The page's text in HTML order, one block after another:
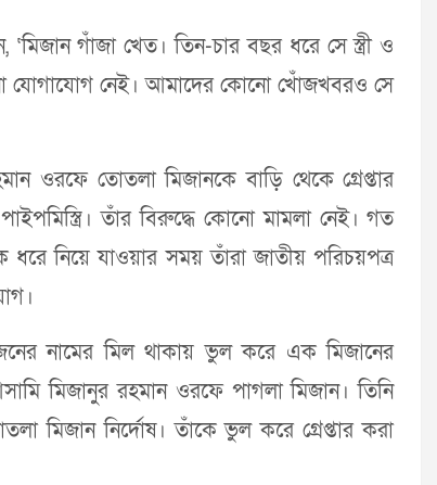
গাঁজা খেত। তিন-চার বছর ধরে সে স্ত্রী ও
যোগাযোগ নেই। আমাদের কোনো খোঁজখবরও সে
ওরফে তোতলা মিজানকে বাড়ি থেকে গ্রেপ্তার
তাঁর বিরুদ্ধে কোনো মামলা নেই। গত
ধরে নিয়ে যাওয়ার সময় তাঁরা জাতীয় পরিচয়পত্র
নামের মিল থাকায় ভুল করে এক মিজানের
মিজানুর রহমান ওরফে পাগলা মিজান। তিনি
মিজান নির্দোষ। তাঁকে ভুল করে গ্রেপ্তার করা